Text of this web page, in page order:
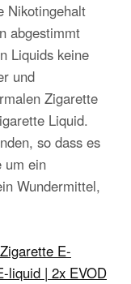
Nikotingehalt
abgestimmt
Liquids keine
und
Zigarette
Liquid.
so dass es
um ein
Wundermittel,
E-
liquid | 2x EVOD